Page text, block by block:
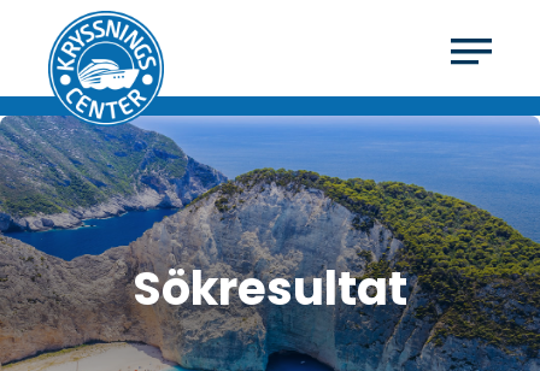
Sökresultat